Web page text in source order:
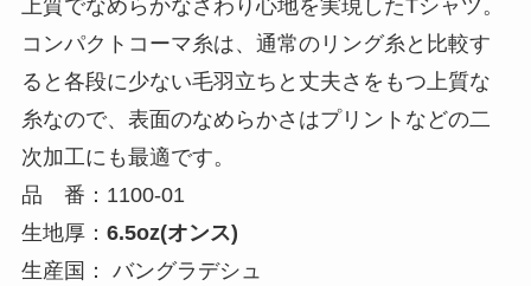
上質でなめらかなさわり心地を実現したTシャツ。
コンパクトコーマ糸は、通常のリング糸と比較す
ると各段に少ない毛羽立ちと丈夫さをもつ上質な
糸なので、表面のなめらかさはプリントなどの二
次加工にも最適です。
品 番：1100-01
生地厚： 6.5oz(オンス)
生産国： バングラデシュ